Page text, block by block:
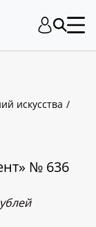
искусства
№ 636